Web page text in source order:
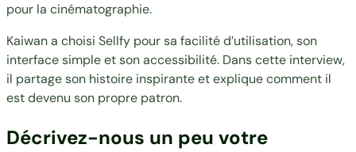
pour la cinématographie.
Kaiwan a choisi Sellfy pour sa facilité d’utilisation, son
interface simple et son accessibilité. Dans cette interview,
il partage son histoire inspirante et explique comment il
est devenu son propre patron.
Décrivez-nous un peu votre